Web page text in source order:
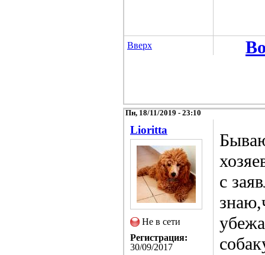
Вверх
Пн, 18/11/2019 - 23:10
Lioritta
Не в сети
Регистрация:
30/09/2017
с